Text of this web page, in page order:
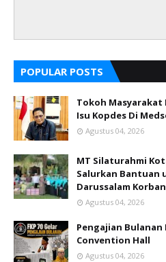
POPULAR POSTS
Tokoh Masyarakat
Isu Kopdes Di
Agustus 04, 2026
MT Silaturahmi
Salurkan Bantuan
Darussalam
Agustus 04, 2026
Pengajian Bulanan
Convention Hall
Agustus 04, 2026